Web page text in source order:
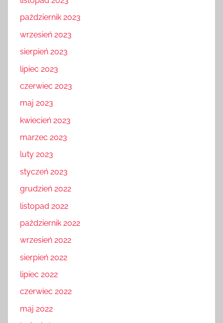
listopad 2023
październik 2023
wrzesień 2023
sierpień 2023
lipiec 2023
czerwiec 2023
maj 2023
kwiecień 2023
marzec 2023
luty 2023
styczeń 2023
grudzień 2022
listopad 2022
październik 2022
wrzesień 2022
sierpień 2022
lipiec 2022
czerwiec 2022
maj 2022